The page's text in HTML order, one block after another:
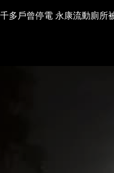
多戶曾停電 永康流動廁所